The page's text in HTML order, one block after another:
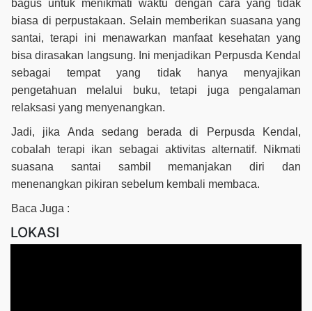
bagus untuk menikmati waktu dengan cara yang tidak
biasa di perpustakaan. Selain memberikan suasana yang
santai, terapi ini menawarkan manfaat kesehatan yang
bisa dirasakan langsung. Ini menjadikan Perpusda Kendal
sebagai tempat yang tidak hanya menyajikan
pengetahuan melalui buku, tetapi juga pengalaman
relaksasi yang menyenangkan.
Jadi, jika Anda sedang berada di Perpusda Kendal,
cobalah terapi ikan sebagai aktivitas alternatif. Nikmati
suasana santai sambil memanjakan diri dan
menenangkan pikiran sebelum kembali membaca.
Baca Juga :
LOKASI